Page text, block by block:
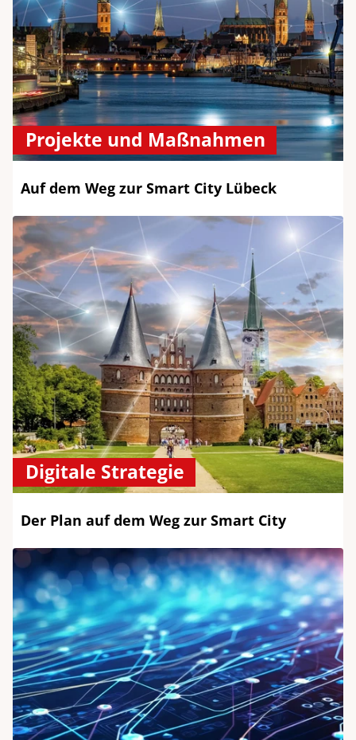
Projekte und Maßnahmen
Auf dem Weg zur Smart City Lübeck
Digitale Strategie
Der Plan auf dem Weg zur Smart City